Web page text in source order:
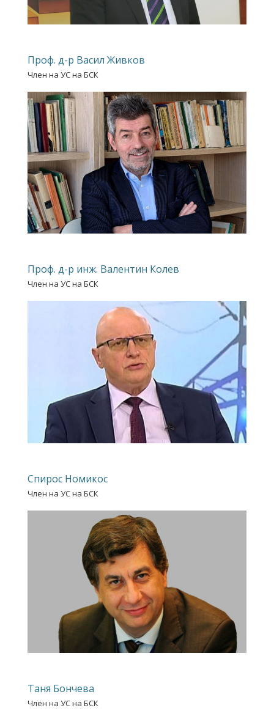
Проф. д-р Васил Живков
Член на УС на БСК
Проф. д-р инж. Валентин Колев
Член на УС на БСК
Спирос Номикос
Член на УС на БСК
Таня Бончева
Член на УС на БСК